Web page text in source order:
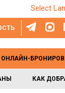
Select
КАК
ОНЛАЙН-